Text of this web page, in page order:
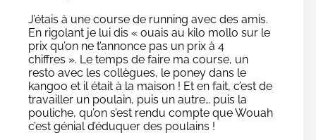
J’étais à une course de running avec des amis.
En rigolant je lui dis « ouais au kilo mollo sur le
prix qu’on ne t’annonce pas un prix à 4
chiffres ». Le temps de faire ma course, un
resto avec les collègues, le poney dans le
kangoo et il était à la maison ! Et en fait, c’est de
travailler un poulain, puis un autre… puis la
pouliche, qu’on s’est rendu compte que Wouah
c’est génial d’éduquer des poulains !